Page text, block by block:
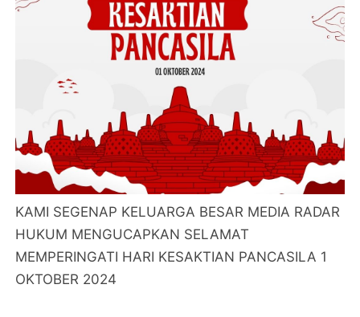
KAMI SEGENAP KELUARGA BESAR MEDIA RADAR
HUKUM MENGUCAPKAN SELAMAT
MEMPERINGATI HARI KESAKTIAN PANCASILA 1
OKTOBER 2024